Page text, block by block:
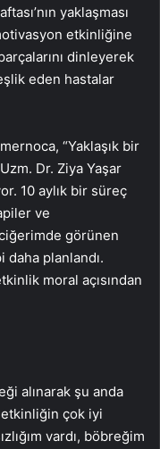
yaklaşması
etkinliğine
dinleyerek
eden hastalar
“Yaklaşık bir
Dr. Ziya Yaşar
10 aylık bir süreç
ve
görünen
daha planlandı.
moral açısından
alınarak şu anda
çok iyi
vardı, böbreğim